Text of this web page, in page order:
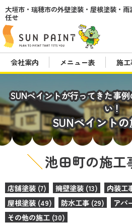
大垣市・瑞穂市の外壁塗装・屋根塗装・
任せ
会社案内 メニュー表 施工
SUNペイントが行ってきた事
い！
SUNペイント
池田町の施工
店舗塗装 (7) 擁壁塗装 (13) 内装工
屋根塗装 (49)
防水工事 (29)
アパ
その他の施工 (30)